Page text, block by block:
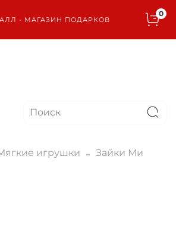
- МАГАЗИН ПОДАРКОВ
0
игрушки Зайки Ми